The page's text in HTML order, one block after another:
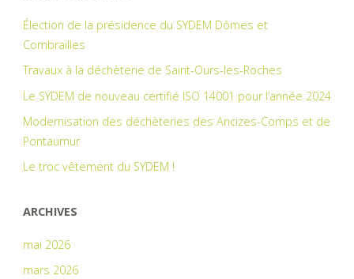
Élection de la présidence du SYDEM Dômes et
Combrailles
Travaux à la déchèterie de Saint-Ours-les-Roches
Le SYDEM de nouveau certifié ISO 14001 pour l’année 2024
Modernisation des déchèteries des Ancizes-Comps et de
Pontaumur
Le troc vêtement du SYDEM !
ARCHIVES
mai 2026
mars 2026